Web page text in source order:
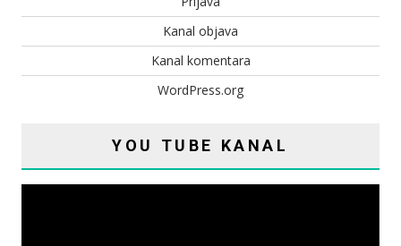
Kanal objava
Kanal komentara
WordPress.org
YOU TUBE KANAL